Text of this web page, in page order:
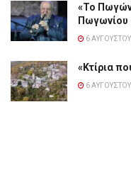
«Το
Πωγωνίου
6
«Κτίρια
6